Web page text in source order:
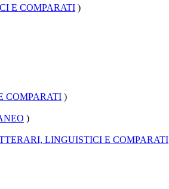
E COMPARATI )
COMPARATI )
)
LINGUISTICI E COMPARATI